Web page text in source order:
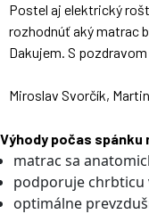
Postel aj elektrický
rozhodnúť aký matrac
Dakujem. S
Miroslav Svorčík, Martin
Výhody počas spánku
matrac sa
podporuje chrbticu
optimálne